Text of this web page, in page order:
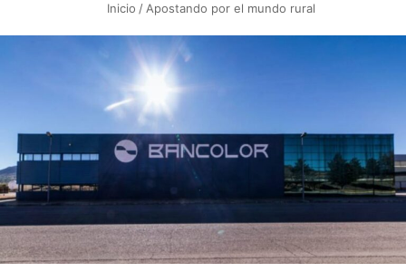
Inicio / Apostando por el mundo rural